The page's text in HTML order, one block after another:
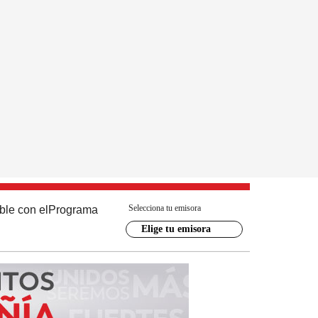
con el Programa Selecciona tu emisora
Elige tu emisora